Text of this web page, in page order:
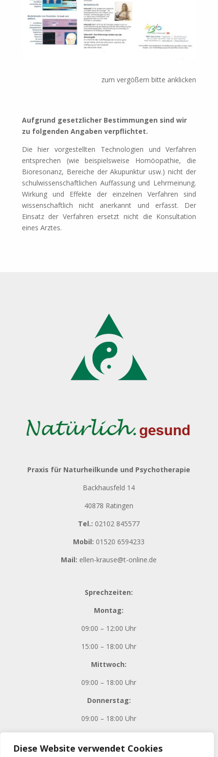
Diese Website verwendet Cookies
zum vergößern bitte anklicken
Aufgrund gesetzlicher Bestimmungen sind wir
zu folgenden Angaben verpflichtet.
Die hier vorgestellten Technologien und Verfahren
entsprechen (wie beispielsweise Homöopathie, die
Bioresonanz, Bereiche der Akupunktur usw.) nicht der
schulwissenschaftlichen Auffassung und Lehrmeinung.
Wirkung und Effekte der einzelnen Verfahren sind
wissenschaftlich nicht anerkannt und erfasst. Der
Einsatz der Verfahren ersetzt nicht die Konsultation
eines Arztes.
Praxis für Naturheilkunde und Psychotherapie
Backhausfeld 14
40878 Ratingen
Tel.: 02102 845577
Mobil: 01520 6594233
Mail: ellen-krause@t-online.de
Sprechzeiten:
Montag:
09:00 – 12:00 Uhr
15:00 – 18:00 Uhr
Mittwoch:
09:00 – 18:00 Uhr
Donnerstag:
09:00 – 18:00 Uhr